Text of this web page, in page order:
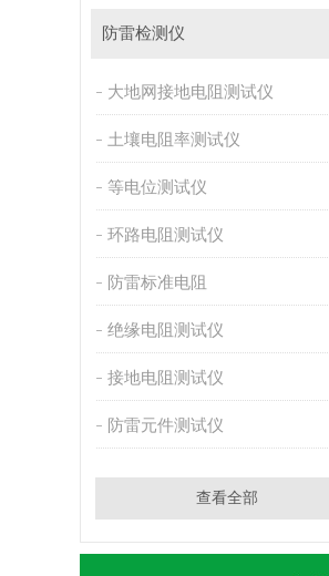
防雷检测仪
大地网接地电阻测试仪
土壤电阻率测试仪
等电位测试仪
环路电阻测试仪
防雷标准电阻
绝缘电阻测试仪
接地电阻测试仪
防雷元件测试仪
查看全部